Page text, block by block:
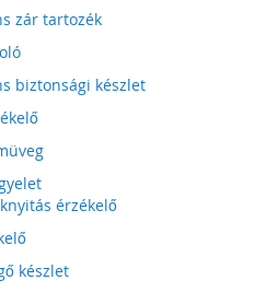
zár tartozék
biztonsági készlet
érzékelő
készlet